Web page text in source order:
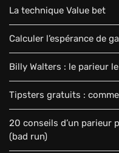
La technique Value bet
Calculer l’espérance de
Billy Walters : le parieur
Tipsters gratuits :
20 conseils d’un parieur
(bad run)